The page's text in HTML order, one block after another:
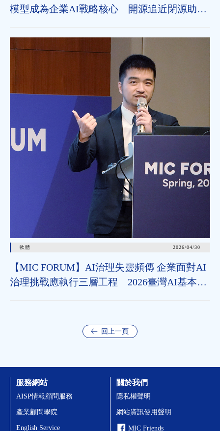
模型成為企業AI戰略核心 開源追近閉源助垂
軟體 2026/04/30
【MIC FORUM】AI治理失靈頻傳 企業面對AI
治理挑戰應執行三層工程 2026臺灣AI基本法
回上一頁
服務網站
AISP情報顧問服務
產業顧問學院
English Service
關於我們
隱私權聲明
網站資訊使用聲明
MIC Friends